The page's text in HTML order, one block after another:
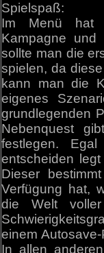
Spielspaß:
Im Menü hat
Kampagne und
sollte man die
spielen, da
kann man die
eigenes
grundlegenden
Nebenquest
festlegen.
entscheiden
Dieser
Verfügung hat,
die Welt
einem
In allen